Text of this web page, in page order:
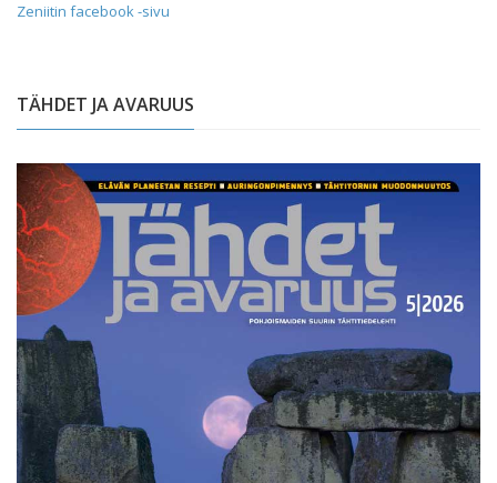
Zeniitin facebook -sivu
TÄHDET JA AVARUUS